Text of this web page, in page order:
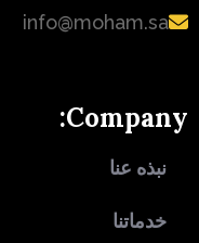
info@moham.sa
Company:
نبذه عنا
خدماتنا